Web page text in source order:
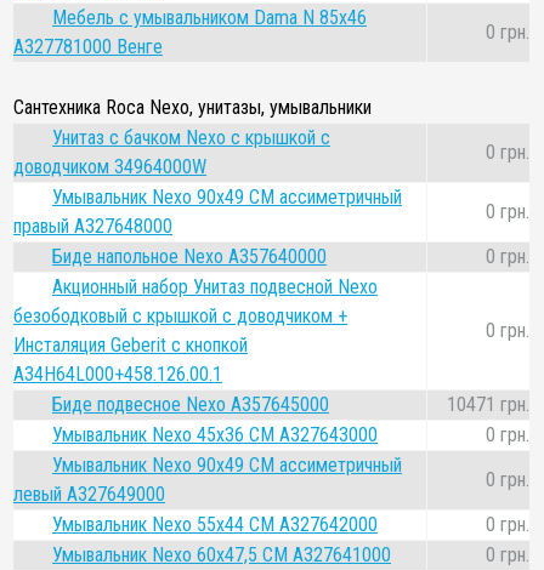
Мебель с умывальником Dama N 85x46
A327781000 Венге
0 грн.
Сантехника Roca Nexo, унитазы, умывальники
Унитаз с бачком Nexo с крышкой с
доводчиком 34964000W
0 грн.
Умывальник Nexo 90x49 СМ ассиметричный
правый A327648000
0 грн.
Биде напольное Nexo A357640000
0 грн.
Акционный набор Унитаз подвесной Nexo
безободковый с крышкой с доводчиком +
Инсталяция Geberit с кнопкой
A34H64L000+458.126.00.1
0 грн.
Биде подвесное Nexo A357645000
10471 грн.
Умывальник Nexo 45x36 СМ A327643000
0 грн.
Умывальник Nexo 90x49 СМ ассиметричный
левый A327649000
0 грн.
Умывальник Nexo 55x44 СМ A327642000
0 грн.
Умывальник Nexo 60x47,5 СМ A327641000
0 грн.